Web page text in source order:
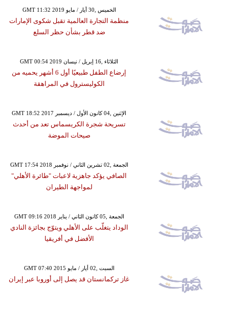
GMT 11:32 2019 الخميس ,30 أيار / مايو
منظمة التجارة العالمية تقبل شكوى الإمارات
ضد قطر بشأن حظر السلع
GMT 00:54 2019 الثلاثاء ,16 إبريل / نيسان
إرضاع الطفل طبيعيًا أول 6 أشهر يحميه من
الكوليسترول في المراهقة
GMT 18:52 2017 الإثنين ,04 كانون الأول / ديسمبر
تسريحة شجرة الكريسماس تعد من أحدث
صيحات الموضة
GMT 17:54 2018 الجمعة ,02 تشرين الثاني / نوفمبر
الصافي يؤكد جاهزية لاعبات "طائرة الأهلي"
لمواجهة الطيران
GMT 09:16 2018 الجمعة ,05 كانون الثاني / يناير
الوداد يتغلّب على الأهلي ويتوّج بجائزة النادي
الأفضل في أفريقيا
GMT 07:40 2015 السبت ,02 أيار / مايو
غاز تركمانستان قد يصل إلى أوروبا عبر إيران